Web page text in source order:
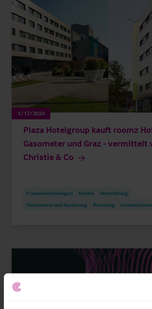
1/17/2024
Plaza Hotelgroup kauft roomz
Gasometer und Graz - vermittelt
Christie & Co
Pressemitteilungen Hotels
Vermittlung
Turnaround und Sanierung
Beratung